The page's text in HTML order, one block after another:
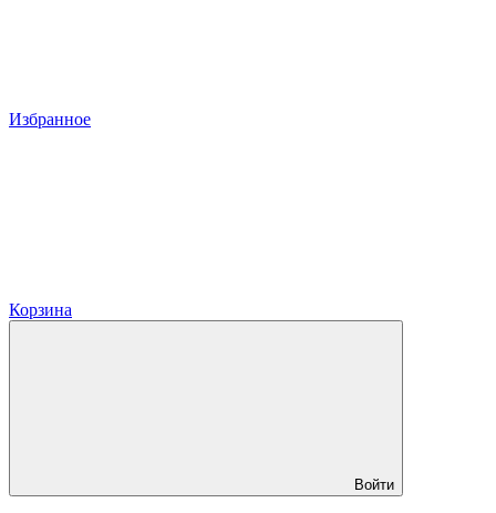
Избранное
Корзина
Войти